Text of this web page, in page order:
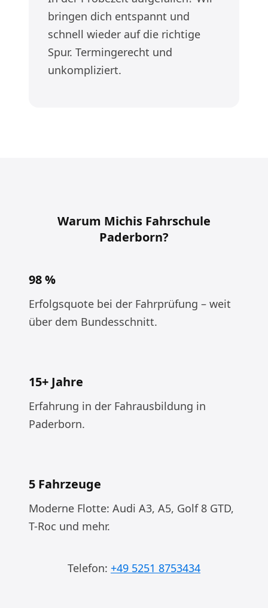
bringen dich entspannt und
schnell wieder auf die richtige
Spur. Termingerecht und
unkompliziert.
Warum Michis Fahrschule
Paderborn?
98 %
Erfolgsquote bei der Fahrprüfung – weit
über dem Bundesschnitt.
15+ Jahre
Erfahrung in der Fahrausbildung in
Paderborn.
5 Fahrzeuge
Moderne Flotte: Audi A3, A5, Golf 8 GTD,
T-Roc und mehr.
Telefon: +49 5251 8753434